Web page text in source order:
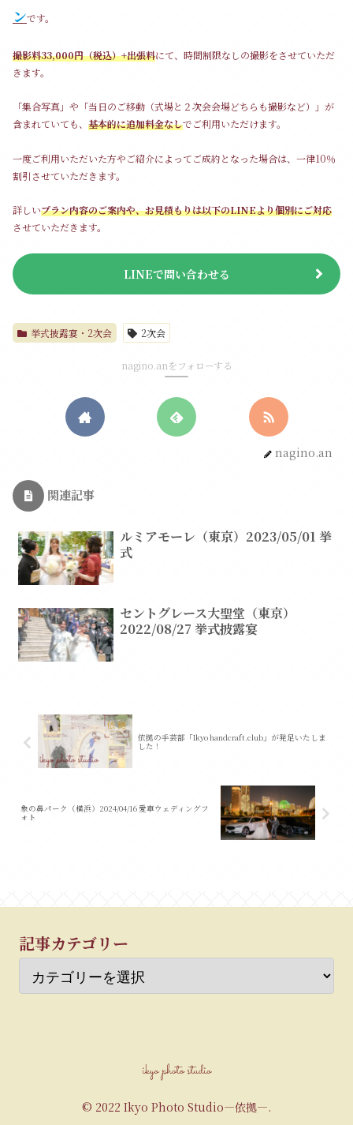
ンです。
撮影料33,000円（税込）+出張料にて、時間制限なしの撮影をさせていただ
きます。
「集合写真」や「当日のご移動（式場と２次会会場どちらも撮影など）」が
含まれていても、 基本的に追加料金なしでご利用いただけます。
一度ご利用いただいた方やご紹介によってご成約となった場合は、一律10％
割引させていただきます。
詳しいプラン内容のご案内や、お見積もりは以下のLINEより個別にご対応
させていただきます。
LINEで問い合わせる
挙式披露宴・2次会 2次会
nagino.anをフォローする
nagino.an
関連記事
ルミアモーレ（東京）2023/05/01 挙
式
セントグレース大聖堂（東京）
2022/08/27 挙式披露宴
依拠の手芸部「Ikyo handcraft.club」が発足いたしま
した！
象の鼻パーク（横浜）2024/04/16 愛車ウェディングフ
ォト
記事カテゴリー
© 2022 Ikyo Photo Studio―依拠―.